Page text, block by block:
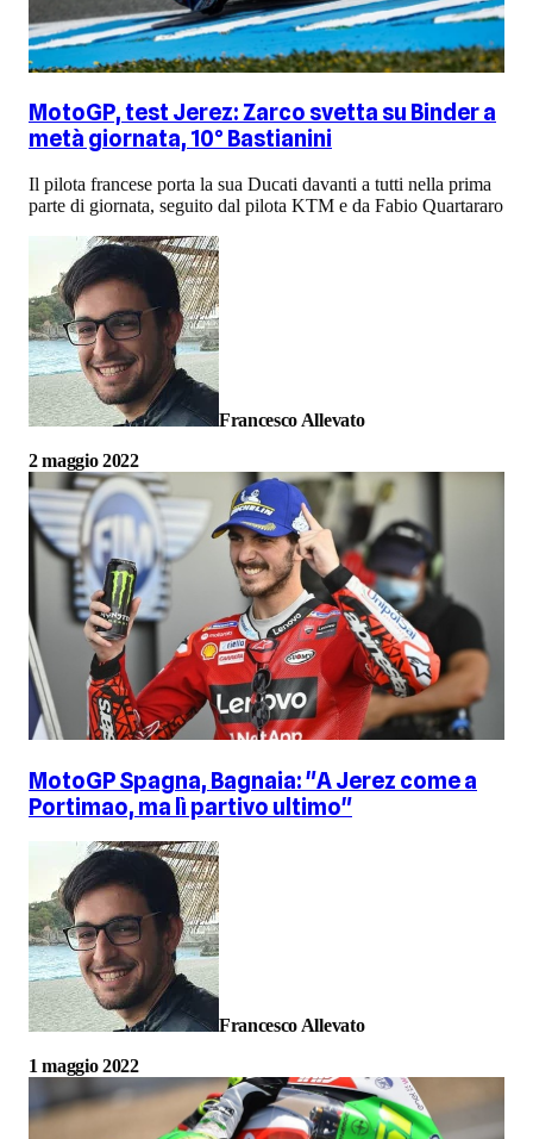
MotoGP, test Jerez: Zarco svetta su Binder a
metà giornata, 10° Bastianini
Il pilota francese porta la sua Ducati davanti a tutti nella prima
parte di giornata, seguito dal pilota KTM e da Fabio Quartararo
Francesco Allevato
2 maggio 2022
MotoGP Spagna, Bagnaia: "A Jerez come a
Portimao, ma lì partivo ultimo"
Francesco Allevato
1 maggio 2022